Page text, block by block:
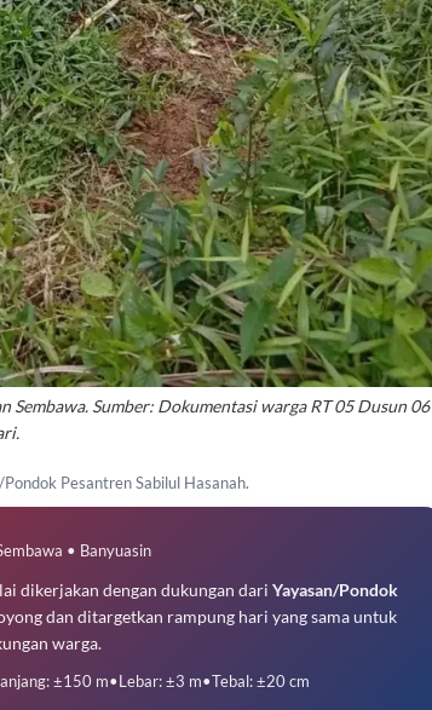
Sembawa. Sumber: Dokumentasi warga RT 05 Dusun 06
Pesantren Sabilul Hasanah.
• Banyuasin
dikerjakan dengan dukungan dari Yayasan/Pondok
dan ditargetkan rampung hari yang sama untuk
warga.
±150 m•Lebar: ±3 m•Tebal: ±20 cm